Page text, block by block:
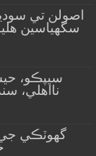
سگهياسين
سيپڪو،
نااهلي، سنڌ جا127 ارب
گهوٽڪي